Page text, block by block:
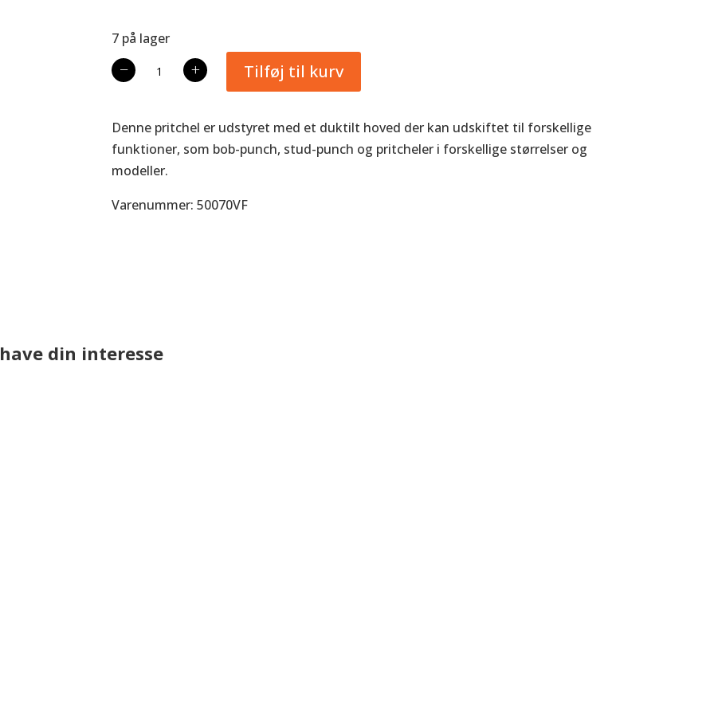
7 på lager
−
antal
+ Tilføj til kurv
Denne pritchel er udstyret med et duktilt hoved der kan udskiftet til forskellige
funktioner, som bob-punch, stud-punch og pritcheler i forskellige størrelser og
modeller.
Varenummer: 50070VF
din interesse